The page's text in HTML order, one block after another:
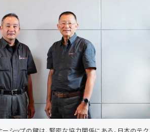
シップの鍵は、緊密な協力関係にある。日本のテク